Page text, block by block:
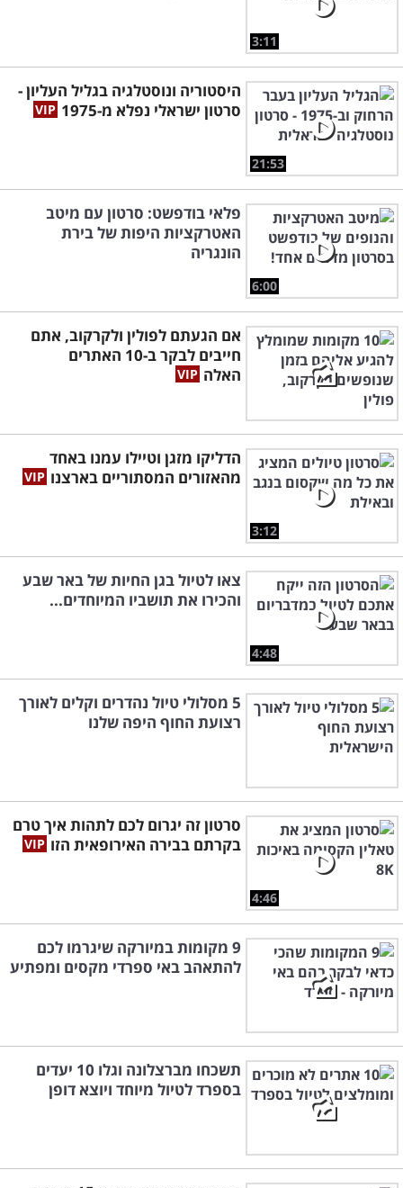
3:11
21:53
היסטוריה ונוסטלגיה בגליל העליון -
סרטון ישראלי נפלא מ-1975
6:00
פלאי בודפשט: סרטון עם מיטב
האטרקציות היפות של בירת
הונגריה
אם הגעתם לפולין ולקרקוב, אתם
חייבים לבקר ב-10 האתרים
האלה
3:12
הדליקו מזגן וטיילו עמנו באחד
מהאזורים המסתוריים בארצנו
4:48
צאו לטיול בגן החיות של באר שבע
והכירו את תושביו המיוחדים...
5 מסלולי טיול נהדרים וקלים לאורך
רצועת החוף היפה שלנו
4:46
סרטון זה יגרום לכם לתהות איך טרם
בקרתם בבירה האירופאית הזו
9 מקומות במיורקה שיגרמו לכם
להתאהב באי ספרדי מקסים ומפתיע
תשכחו מברצלונה וגלו 10 יעדים
בספרד לטיול מיוחד ויוצא דופן